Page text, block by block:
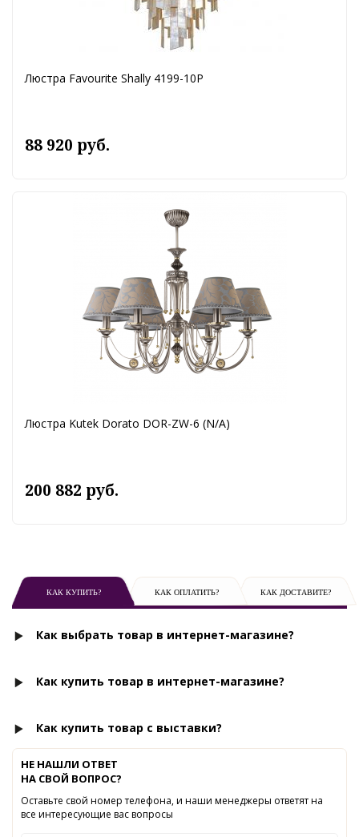
Люстра Favourite Shally 4199-10P
88 920 руб.
Люстра Kutek Dorato DOR-ZW-6 (N/A)
200 882 руб.
КАК КУПИТЬ? КАК ОПЛАТИТЬ? КАК ДОСТАВИТЕ?
Как выбрать товар в интернет-магазине?
Как купить товар в интернет-магазине?
Как купить товар с выставки?
НЕ НАШЛИ ОТВЕТ
НА СВОЙ ВОПРОС?
Оставьте свой номер телефона, и наши менеджеры ответят на
все интересующие вас вопросы